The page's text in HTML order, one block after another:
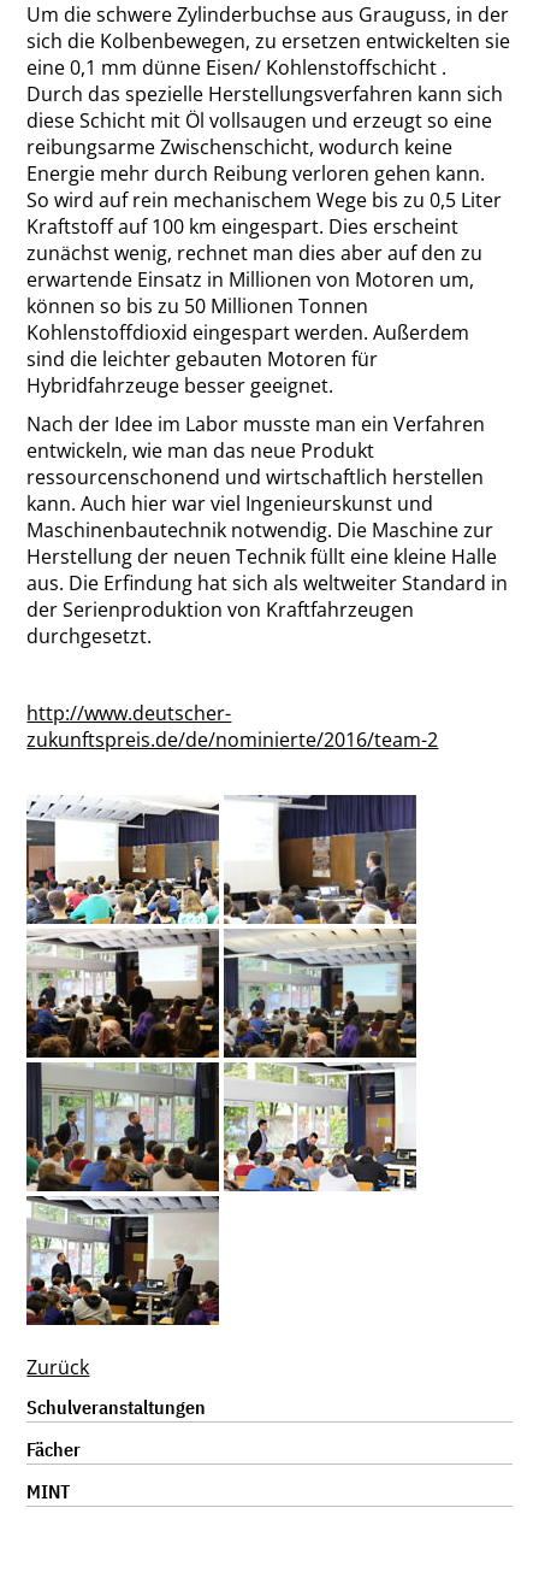
Um die schwere Zylinderbuchse aus Grauguss, in der
sich die Kolbenbewegen, zu ersetzen entwickelten sie
eine 0,1 mm dünne Eisen/ Kohlenstoffschicht .
Durch das spezielle Herstellungsverfahren kann sich
diese Schicht mit Öl vollsaugen und erzeugt so eine
reibungsarme Zwischenschicht, wodurch keine
Energie mehr durch Reibung verloren gehen kann.
So wird auf rein mechanischem Wege bis zu 0,5 Liter
Kraftstoff auf 100 km eingespart. Dies erscheint
zunächst wenig, rechnet man dies aber auf den zu
erwartende Einsatz in Millionen von Motoren um,
können so bis zu 50 Millionen Tonnen
Kohlenstoffdioxid eingespart werden. Außerdem
sind die leichter gebauten Motoren für
Hybridfahrzeuge besser geeignet.
Nach der Idee im Labor musste man ein Verfahren
entwickeln, wie man das neue Produkt
ressourcenschonend und wirtschaftlich herstellen
kann. Auch hier war viel Ingenieurskunst und
Maschinenbautechnik notwendig. Die Maschine zur
Herstellung der neuen Technik füllt eine kleine Halle
aus. Die Erfindung hat sich als weltweiter Standard in
der Serienproduktion von Kraftfahrzeugen
durchgesetzt.
http://www.deutscher-
zukunftspreis.de/de/nominierte/2016/team-2
Zurück
Navigation
überspringen
Schulveranstaltungen
Fächer
MINT